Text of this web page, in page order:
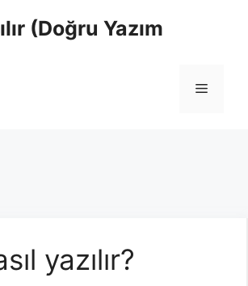
(Doğru Yazım
Menü
yazılır?